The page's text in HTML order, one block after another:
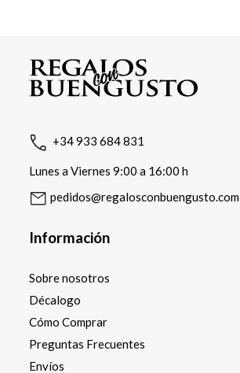
+34 933 684 831
Lunes a Viernes 9:00 a 16:00 h
pedidos@regalosconbuengusto.com
Información
Sobre nosotros
Décalogo
Cómo Comprar
Preguntas Frecuentes
Envíos